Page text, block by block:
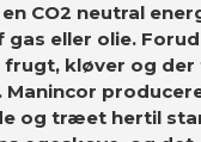
CO2 neutral
gas eller olie.
frugt, kløver og
Manincor
og træet hertil